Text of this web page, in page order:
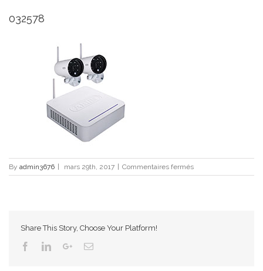
032578
By admin3676 mars 29th, 2017 Commentaires ferméssur
032578
Share This Story, Choose Your Platform!
FacebookLinkedinGoogle+Email